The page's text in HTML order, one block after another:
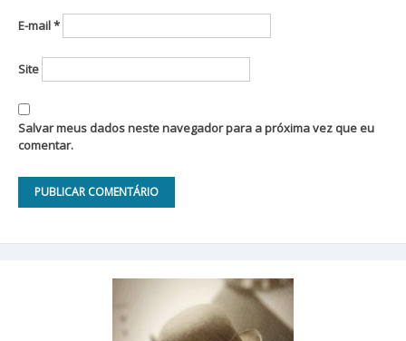
E-mail*
Site
Salvar meus dados neste navegador para a próxima vez que eu
comentar.